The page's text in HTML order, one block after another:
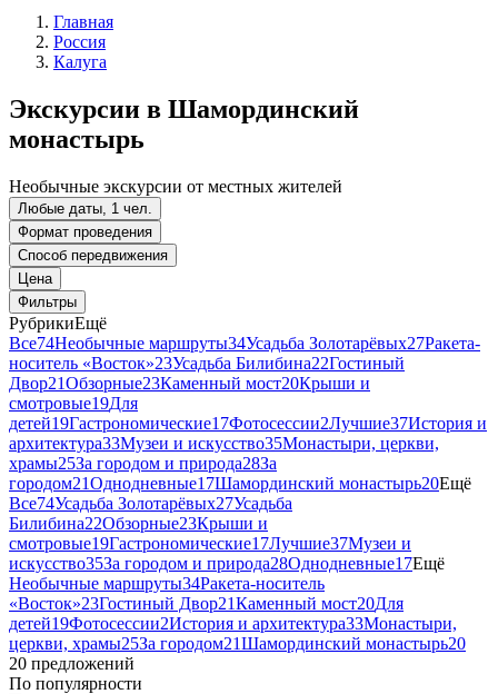
Главная
Россия
Калуга
Экскурсии в Шамординский
монастырь
Необычные экскурсии от местных жителей
Любые даты, 1 чел.
Формат проведения
Способ передвижения
Цена
Фильтры
РубрикиЕщё
Все74Необычные маршруты34Усадьба Золотарёвых27Ракета-
носитель «Восток»23Усадьба Билибина22Гостиный
Двор21Обзорные23Каменный мост20Крыши и
смотровые19Для
детей19Гастрономические17Фотосессии2Лучшие37История и
архитектура33Музеи и искусство35Монастыри, церкви,
храмы25За городом и природа28За
городом21Однодневные17Шамординский монастырь20Ещё
Все74Усадьба Золотарёвых27Усадьба
Билибина22Обзорные23Крыши и
смотровые19Гастрономические17Лучшие37Музеи и
искусство35За городом и природа28Однодневные17Ещё
Необычные маршруты34Ракета-носитель
«Восток»23Гостиный Двор21Каменный мост20Для
детей19Фотосессии2История и архитектура33Монастыри,
церкви, храмы25За городом21Шамординский монастырь20
20 предложений
По популярности